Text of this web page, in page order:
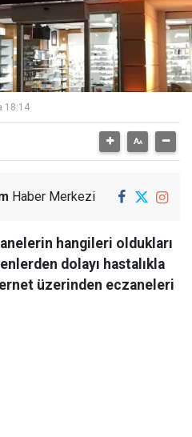
18:14
Haber Merkezi
hangileri oldukları
dolayı hastalıkla
üzerinden eczaneleri